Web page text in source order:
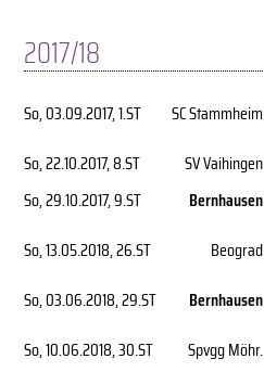
2017/18
So, 03.09.2017, 1.ST SC Stammheim
So, 22.10.2017, 8.ST SV Vaihingen
So, 29.10.2017, 9.ST Bernhausen
So, 13.05.2018, 26.ST Beograd
So, 03.06.2018, 29.ST Bernhausen
So, 10.06.2018, 30.ST Spvgg Möhr.